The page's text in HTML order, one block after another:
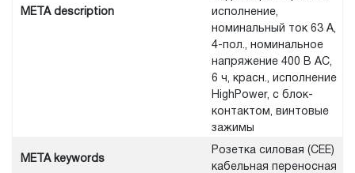
META description
исполнение,
номинальный ток 63 А,
4-пол., номинальное
напряжение 400 В AC,
6 ч, красн., исполнение
HighPower, с блок-
контактом, винтовые
зажимы
META keywords
Розетка силовая (CEE)
кабельная переносная